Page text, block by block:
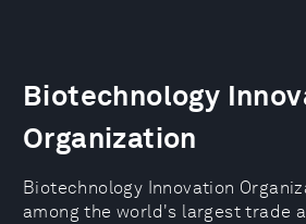
Biotechnology
Organization
Biotechnology Innovation
among the world's largest trade